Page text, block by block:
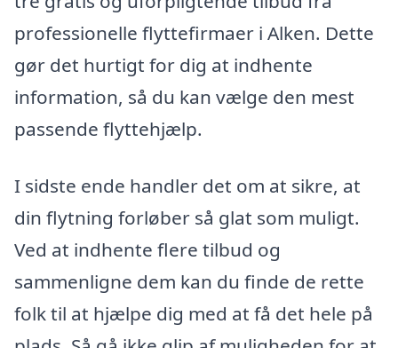
professionelle flyttefirmaer i Alken. Dette
gør det hurtigt for dig at indhente
information, så du kan vælge den mest
passende flyttehjælp.
I sidste ende handler det om at sikre, at
din flytning forløber så glat som muligt.
Ved at indhente flere tilbud og
sammenligne dem kan du finde de rette
folk til at hjælpe dig med at få det hele på